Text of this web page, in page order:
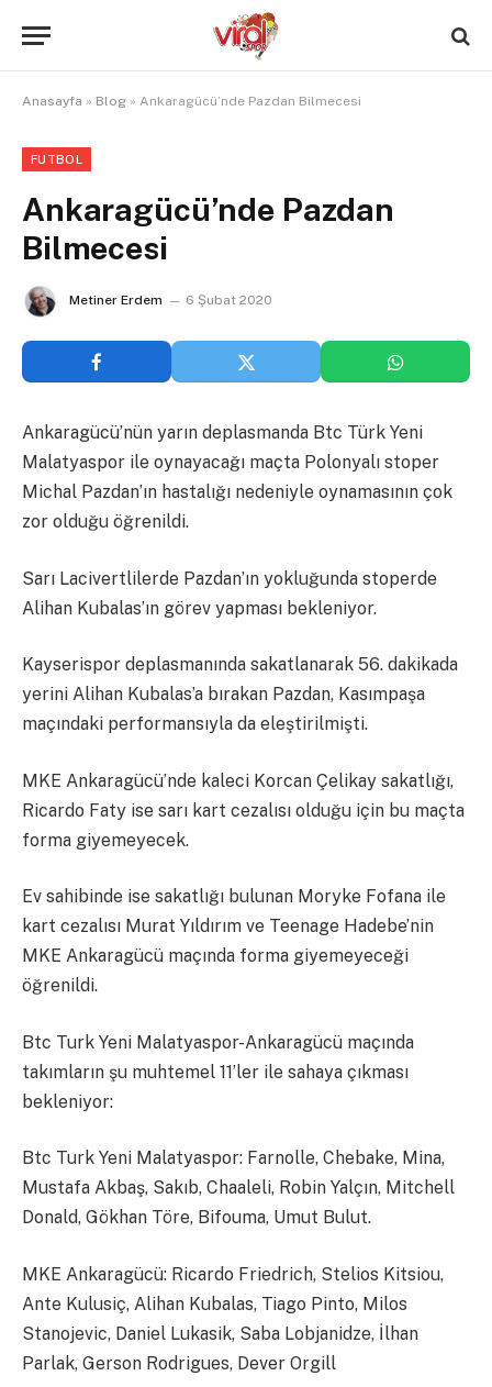
Anasayfa » Blog » Ankaragücü’nde Pazdan Bilmecesi
FUTBOL
Ankaragücü’nde Pazdan
Bilmecesi
Metiner Erdem 6 Şubat 2020
Ankaragücü’nün yarın deplasmanda Btc Türk Yeni
Malatyaspor ile oynayacağı maçta Polonyalı stoper
Michal Pazdan’ın hastalığı nedeniyle oynamasının çok
zor olduğu öğrenildi.
Sarı Lacivertlilerde Pazdan’ın yokluğunda stoperde
Alihan Kubalas’ın görev yapması bekleniyor.
Kayserispor deplasmanında sakatlanarak 56. dakikada
yerini Alihan Kubalas’a bırakan Pazdan, Kasımpaşa
maçındaki performansıyla da eleştirilmişti.
MKE Ankaragücü’nde kaleci Korcan Çelikay sakatlığı,
Ricardo Faty ise sarı kart cezalısı olduğu için bu maçta
forma giyemeyecek.
Ev sahibinde ise sakatlığı bulunan Moryke Fofana ile
kart cezalısı Murat Yıldırım ve Teenage Hadebe’nin
MKE Ankaragücü maçında forma giyemeyeceği
öğrenildi.
Btc Turk Yeni Malatyaspor-Ankaragücü maçında
takımların şu muhtemel 11’ler ile sahaya çıkması
bekleniyor:
Btc Turk Yeni Malatyaspor: Farnolle, Chebake, Mina,
Mustafa Akbaş, Sakıb, Chaaleli, Robin Yalçın, Mitchell
Donald, Gökhan Töre, Bifouma, Umut Bulut.
MKE Ankaragücü: Ricardo Friedrich, Stelios Kitsiou,
Ante Kulusiç, Alihan Kubalas, Tiago Pinto, Milos
Stanojevic, Daniel Lukasik, Saba Lobjanidze, İlhan
Parlak, Gerson Rodrigues, Dever Orgill